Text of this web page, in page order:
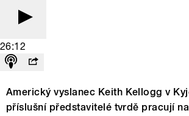
26:12
Americký vyslanec Keith Kellogg v
příslušní představitelé tvrdě pracují